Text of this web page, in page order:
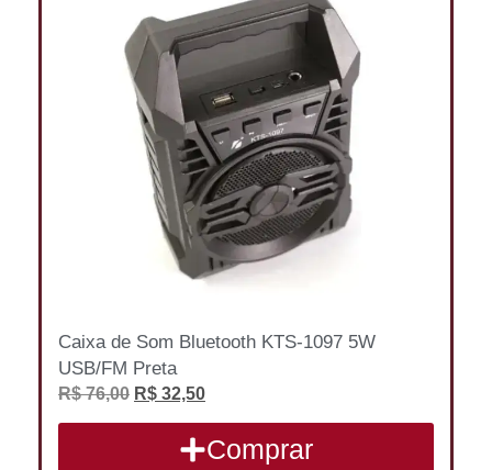
Caixa de Som Bluetooth KTS-1097 5W
USB/FM Preta
R$76,00 R$ 32,50
Comprar